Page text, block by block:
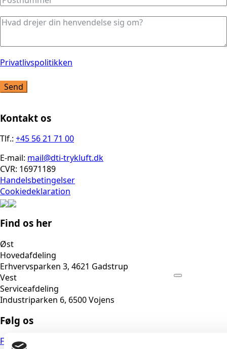
Privatlivspolitikken
Send
Kontakt os
Tlf.: +45 56 21 71 00
E-mail: mail@dti-trykluft.dk
CVR: 16971189
Handelsbetingelser
Cookiedeklaration
Find os her
Øst
Hovedafdeling
Erhvervsparken 3, 4621 Gadstrup
Vest
Serviceafdeling
Industriparken 6, 6500 Vojens
Følg os
Facebook